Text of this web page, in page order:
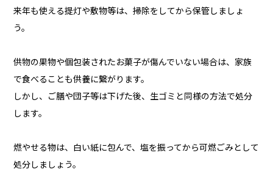
来年も使える提灯や敷物等は、掃除をしてから保管しましょ
う。
供物の果物や個包装されたお菓子が傷んでいない場合は、家族
で食べることも供養に繋がります。
しかし、ご膳や団子等は下げた後、生ゴミと同様の方法で処分
します。
燃やせる物は、白い紙に包んで、塩を振ってから可燃ごみとして
処分しましょう。